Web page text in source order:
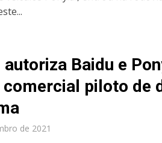
autoriza Baidu e
piloto de
de 2021